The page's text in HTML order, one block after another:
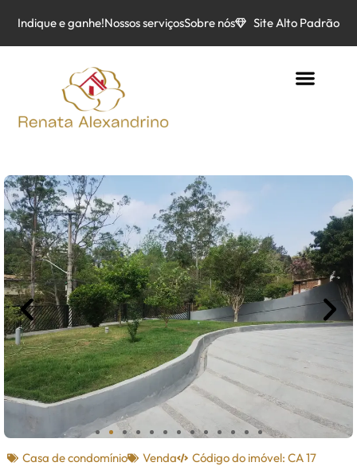
Indique e ganhe!Nossos serviçosSobre nós Site Alto Padrão
Casa de condomínio Venda Código do imóvel: CA 17